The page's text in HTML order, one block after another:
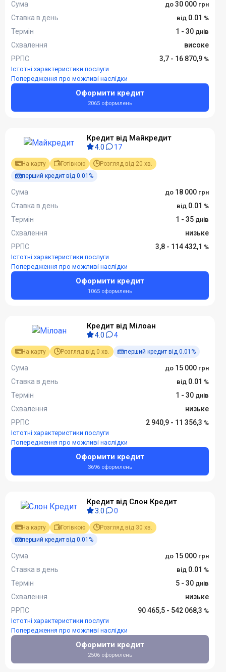
Сума
30 000
Ставка в день
0.01
Термін
1 - 30
Схвалення
високе
РРПС
3,7 - 16 870,9
Істотні характеристики послуги
Попередження про можливі наслідки
Оформити кредит
2065 оформлень
Кредит від Майкредит
4.0 17
На карту Готівкою
Розгляд від 20 хв.
перший кредит від 0.01%
Сума
18 000
Ставка в день
0.01
Термін
1 - 35
Схвалення
низьке
РРПС
3,8 - 114 432,1
Істотні характеристики послуги
Попередження про можливі наслідки
Оформити кредит
1065 оформлень
Кредит від Мілоан
4.0 4
На карту Розгляд від 0 хв. перший кредит від 0.01%
Сума
15 000
Ставка в день
0.01
Термін
1 - 30
Схвалення
низьке
РРПС
2 940,9 - 11 356,3
Істотні характеристики послуги
Попередження про можливі наслідки
Оформити кредит
3696 оформлень
Кредит від Слон Кредит
3.0 0
На карту Готівкою
Розгляд від 30 хв.
перший кредит від 0.01%
Сума
15 000
Ставка в день
0.01
Термін
5 - 30
Схвалення
низьке
РРПС
90 465,5 - 542 068,3
Істотні характеристики послуги
Попередження про можливі наслідки
Оформити кредит
2506 оформлень